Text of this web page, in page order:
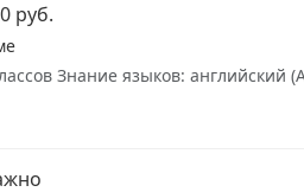
руб.
Знание языков: английский